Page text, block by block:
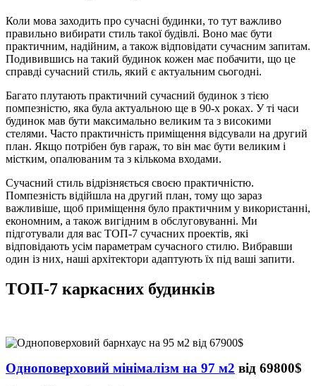
Коли мова заходить про сучасні будинки, то тут важливо
правильно вибирати стиль такої будівлі. Воно має бути
практичним, надійним, а також відповідати сучасним запитам.
Подивившись на такий будинок кожен має побачити, що це
справді сучасний стиль, який є актуальним сьогодні.
Багато плутають практичний сучасний будинок з тією
помпезністю, яка була актуальною ще в 90-х роках. У ті часи
будинок мав бути максимально великим та з високими
стелями. Часто практичність приміщення відсували на другий
план. Якщо потрібен був гараж, то він має бути великим і
містким, опалюваним та з кількома входами.
Сучасний стиль відрізняється своєю практичністю.
Помпезність відійшла на другий план, тому що зараз
важливіше, щоб приміщення було практичним у використанні,
економним, а також вигідним в обслуговуванні. Ми
підготували для вас ТОП-7 сучасних проектів, які
відповідають усім параметрам сучасного стилю. Вибравши
один із них, наші архітектори адаптують їх під ваші запити.
ТОП-7 каркасних будинків
Одноповерховий мінімалізм на 97 м2 від 69800$